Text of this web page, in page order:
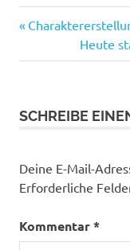
Vorheriger
Nächster
Beitrag:
Heute
SCHREIBE
Deine E-Mail-
Erforderliche
Kommentar*